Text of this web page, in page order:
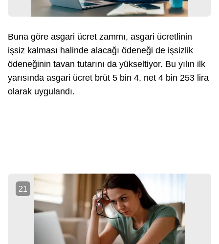
Buna göre asgari ücret zammı, asgari ücretlinin
işsiz kalması halinde alacağı ödeneği de işsizlik
ödeneğinin tavan tutarını da yükseltiyor. Bu yılın ilk
yarısında asgari ücret brüt 5 bin 4, net 4 bin 253 lira
olarak uygulandı.
21